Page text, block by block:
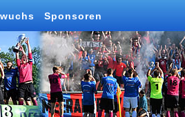
Sponsoren